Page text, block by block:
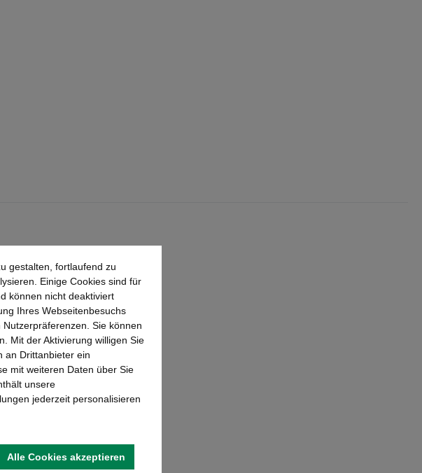
gestalten, fortlaufend zu
Einige Cookies sind für
können nicht deaktiviert
Ihres Webseitenbesuchs
Sie können
Mit der Aktivierung willigen Sie
an Drittanbieter ein
mit weiteren Daten über Sie
unsere
jederzeit personalisieren
Alle Cookies akzeptieren